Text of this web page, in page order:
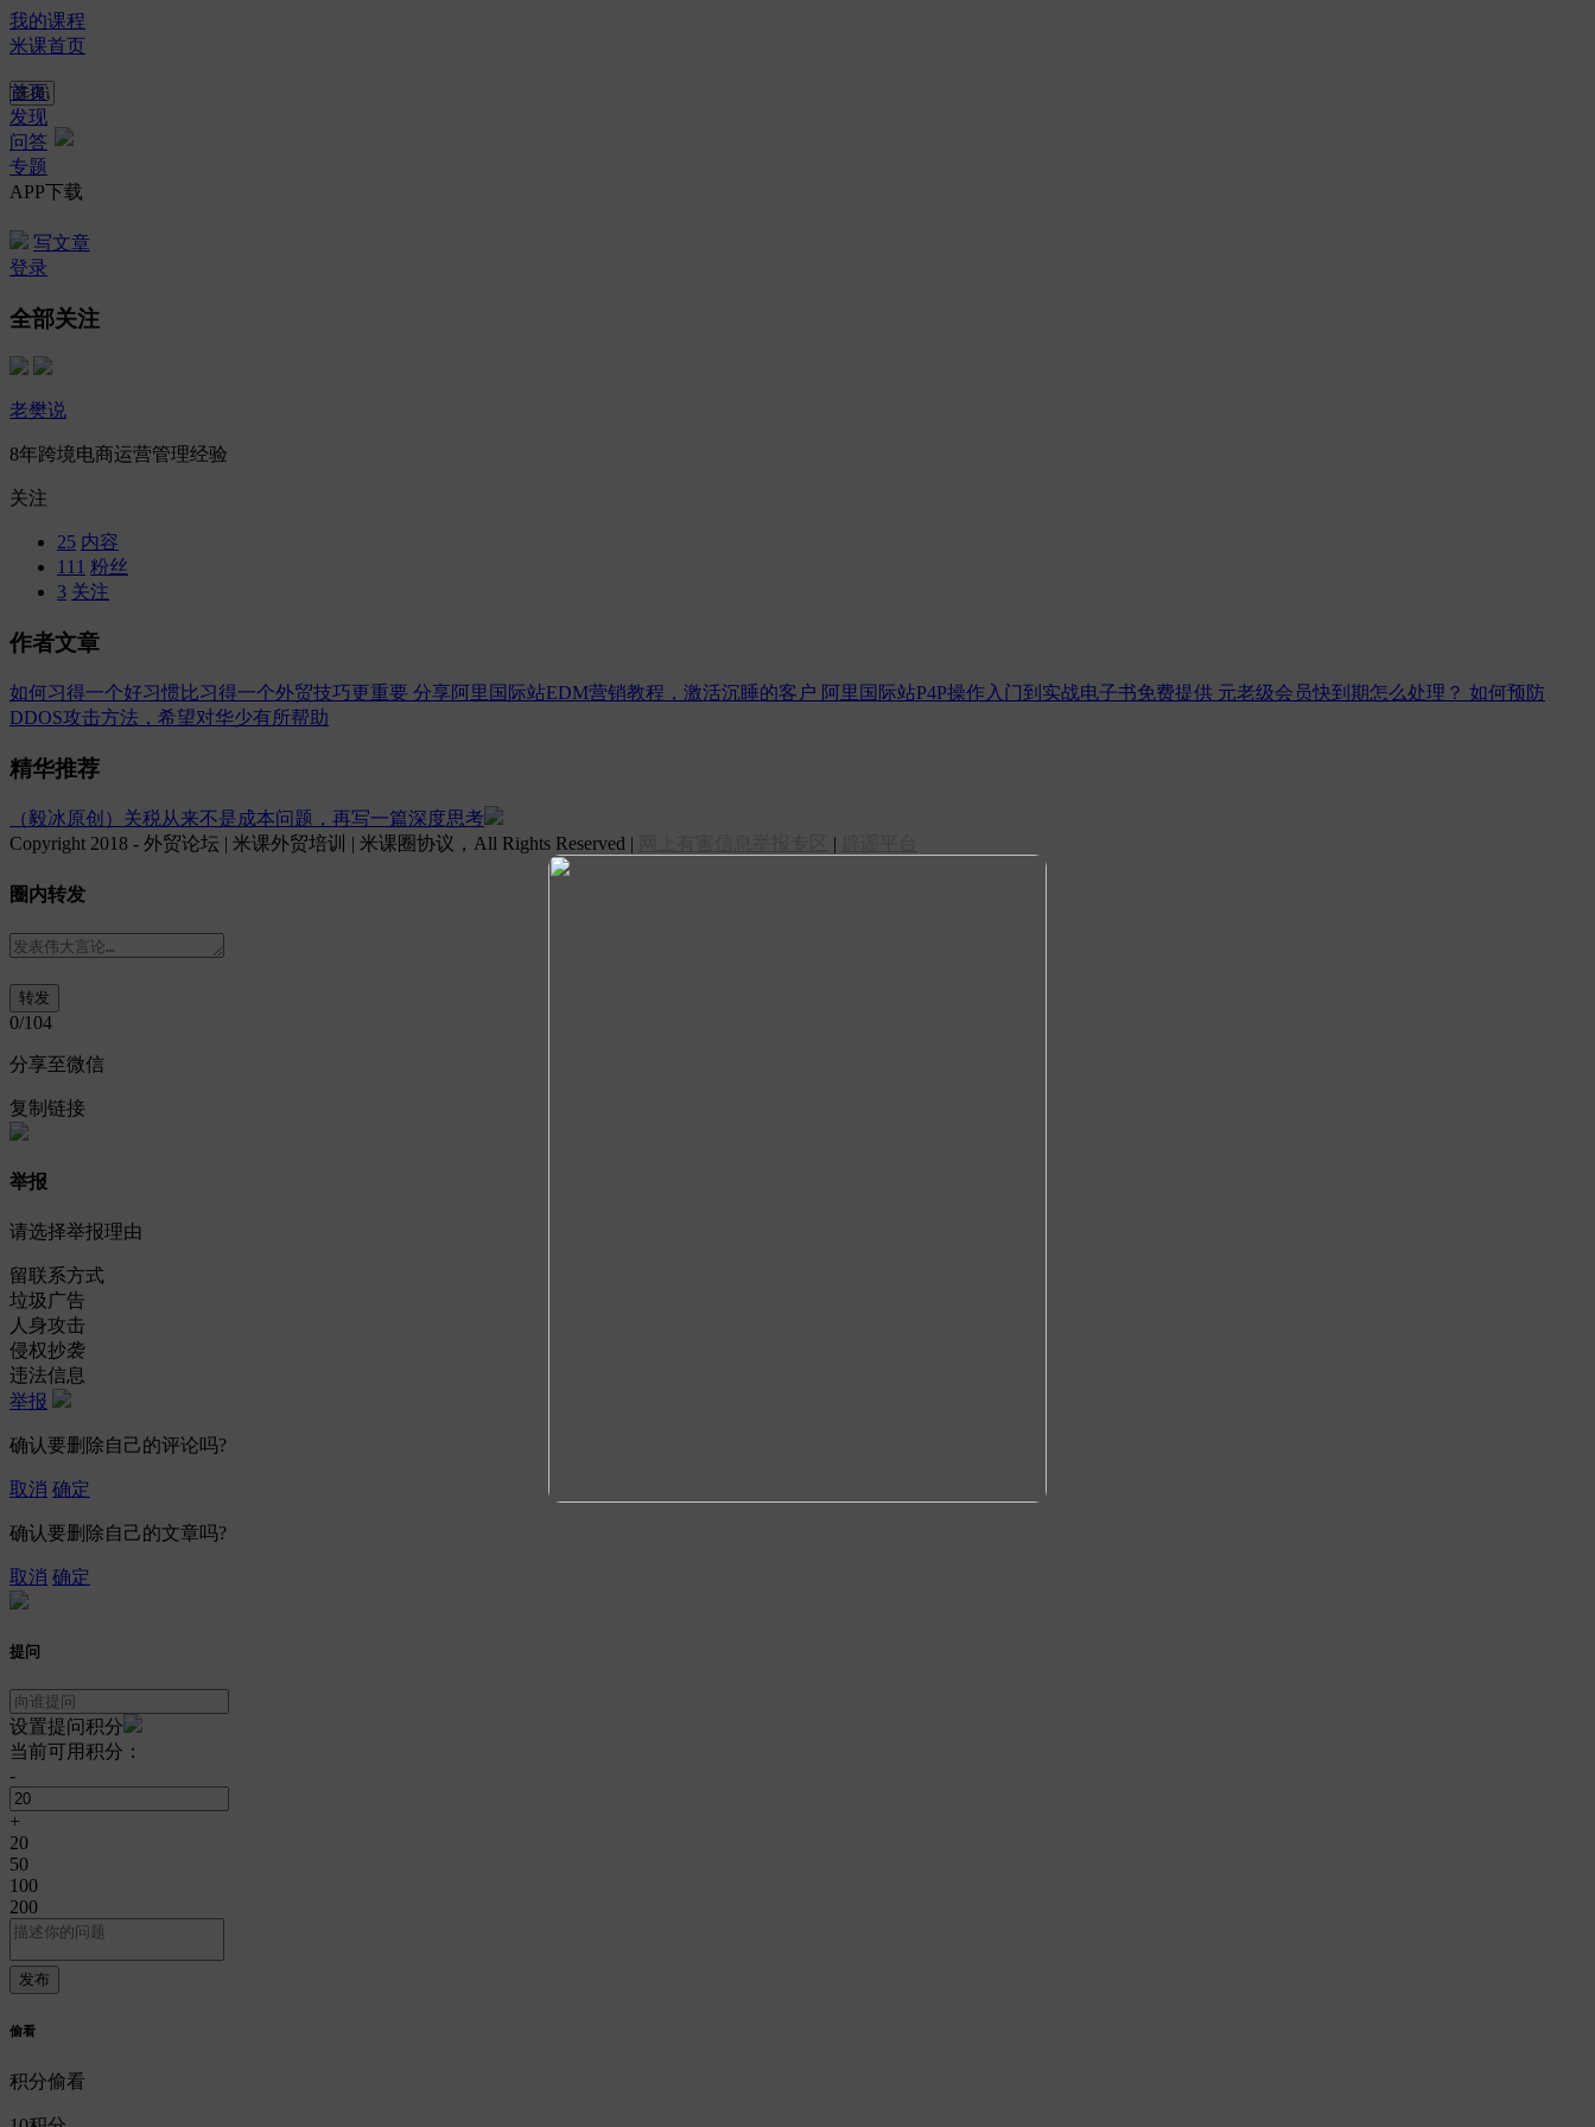
我的课程
米课首页
首页
发现
问答
专题
APP下载
写文章
登录
全部关注
老樊说
8年跨境电商运营管理经验
关注
25 内容
111 粉丝
3 关注
作者文章
如何习得一个好习惯比习得一个外贸技巧更重要 分享阿里国际站EDM营销教程，激活沉睡的客户 阿里国际站P4P操作入门到实战电子书免费提供 元老级会员快到期怎么处理？ 如何预防
DDOS攻击方法，希望对华少有所帮助
精华推荐
（毅冰原创）关税从来不是成本问题，再写一篇深度思考
Copyright 2018 - 外贸论坛 | 米课外贸培训 | 米课圈协议，All Rights Reserved |
|
圈内转发
0/104
分享至微信
复制链接
举报
请选择举报理由
留联系方式
垃圾广告
人身攻击
侵权抄袭
违法信息
举报
确认要删除自己的评论吗?
取消 确定
确认要删除自己的文章吗?
取消 确定
提问
设置提问积分
当前可用积分：
-
+
20
50
100
200
偷看
积分偷看